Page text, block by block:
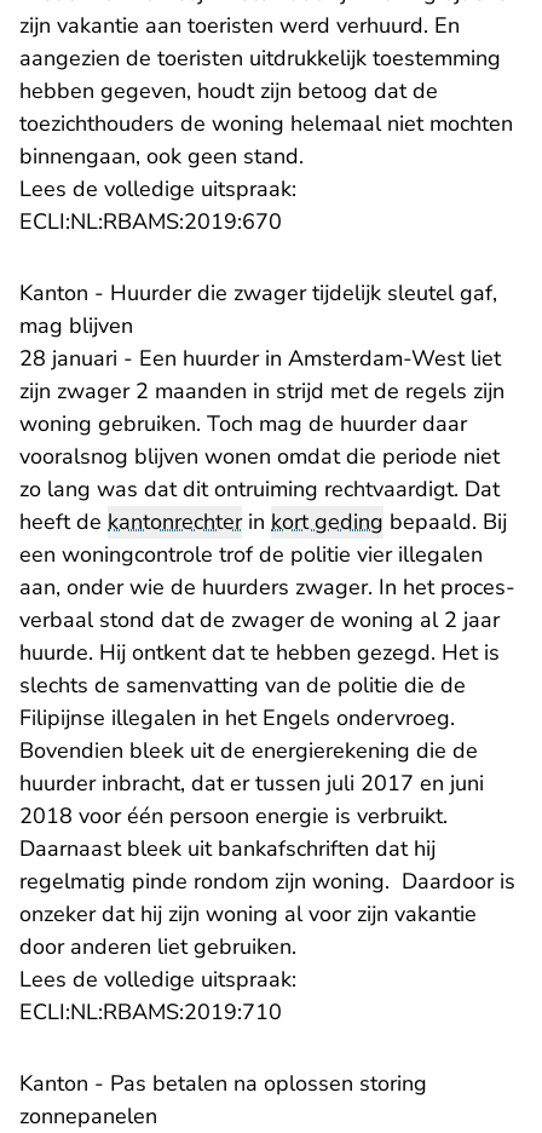
zijn vakantie aan toeristen werd verhuurd. En
aangezien de toeristen uitdrukkelijk toestemming
hebben gegeven, houdt zijn betoog dat de
toezichthouders de woning helemaal niet mochten
binnengaan, ook geen stand.
Lees de volledige uitspraak:
ECLI:NL:RBAMS:2019:670
Kanton - Huurder die zwager tijdelijk sleutel gaf,
mag blijven
28 januari - Een huurder in Amsterdam-West liet
zijn zwager 2 maanden in strijd met de regels zijn
woning gebruiken. Toch mag de huurder daar
vooralsnog blijven wonen omdat die periode niet
zo lang was dat dit ontruiming rechtvaardigt. Dat
heeft de kantonrechterin kort geding bepaald. Bij
een woningcontrole trof de politie vier illegalen
aan, onder wie de huurders zwager. In het proces-
verbaal stond dat de zwager de woning al 2 jaar
huurde. Hij ontkent dat te hebben gezegd. Het is
slechts de samenvatting van de politie die de
Filipijnse illegalen in het Engels ondervroeg.
Bovendien bleek uit de energierekening die de
huurder inbracht, dat er tussen juli 2017 en juni
2018 voor één persoon energie is verbruikt.
Daarnaast bleek uit bankafschriften dat hij
regelmatig pinde rondom zijn woning. Daardoor is
onzeker dat hij zijn woning al voor zijn vakantie
door anderen liet gebruiken.
Lees de volledige uitspraak:
ECLI:NL:RBAMS:2019:710
Kanton - Pas betalen na oplossen storing
zonnepanelen